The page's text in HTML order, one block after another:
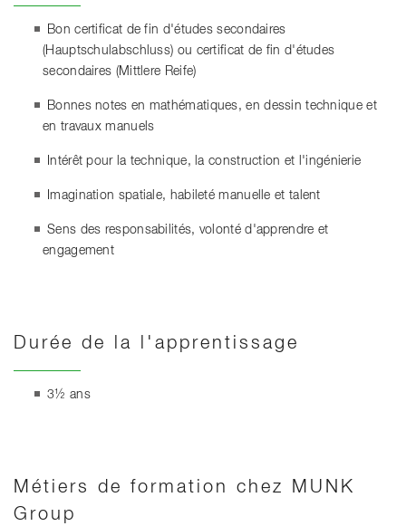
Bon certificat de fin d'études secondaires
(Hauptschulabschluss) ou certificat de fin d'études
secondaires (Mittlere Reife)
Bonnes notes en mathématiques, en dessin technique et
en travaux manuels
Intérêt pour la technique, la construction et l'ingénierie
Imagination spatiale, habileté manuelle et talent
Sens des responsabilités, volonté d'apprendre et
engagement
Durée de la l'apprentissage
3½ ans
Métiers de formation chez MUNK
Group